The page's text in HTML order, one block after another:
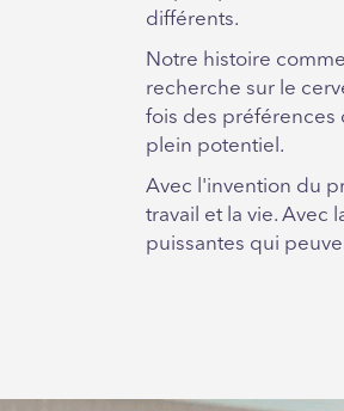
différents.
Notre histoire
recherche sur le
fois des préférences
plein potentiel.
Avec l'invention du
travail et la vie. Avec
puissantes qui